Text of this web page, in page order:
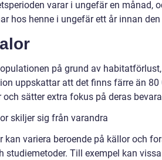
varar i ungefär en månad,
hos henne i ungefär ett år innan
på grund av
uppskattar att det finns färre än 80
sätter extra fokus på deras
skiljer sig från varandra
variera beroende på källor och
studiemetoder. Till exempel kan